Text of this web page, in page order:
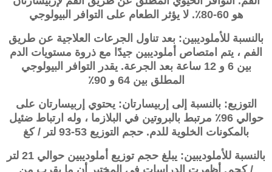
هو 60-80٪. لا يؤثر الطعام على التوافر البيولوجي
بالنسبة للأملوديبين: بعد تناول الجرعات العلاجية عن طريق
الفم ، يتم امتصاص أملوديبين جيدًا مع ذروة مستويات الدم
بين 6 و 12 ساعة بعد الجرعة. يقدر التوافر البيولوجي
المطلق بين 64 و 90٪
التوزيع: بالنسبة إلى إربيسارتان: يحتوي إربيسارتان على
حوالي 96٪ مرتبط بالبروتين في البلازما ، وله ارتباط ضئيل
بالمكونات الخلوية للدم. حجم التوزيع 53-93 لتر / كغ
بالنسبة للأملوديبين: يبلغ حجم توزيع أملوديبين حوالي 21 لتر
/ كجم. أظهرت الدراسات في المختبر أن ما يقرب من